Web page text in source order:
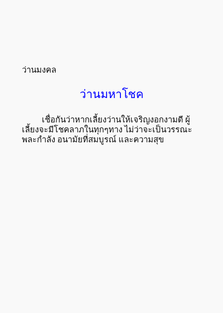
ว่านมงคล
ว่านมหาโชค
เชื่อกันว่าหากเลี้ยงว่านให้เจริญงอกงามดี ผู้
เลี้ยงจะมีโชคลาภในทุกๆทาง ไม่ว่าจะเป็นวรรณะ
พละกำลัง อนามัยที่สมบูรณ์ และความสุข